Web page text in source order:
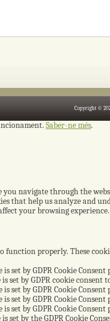
Copyright ©
Saber-ne més.
navigate through the
that help us analyze and
your browsing experience.
function properly. These
is set by GDPR Cookie
is set by GDPR cookie
is set by GDPR Cookie
is set by GDPR Cookie
is set by GDPR Cookie
is set by the GDPR Cookie